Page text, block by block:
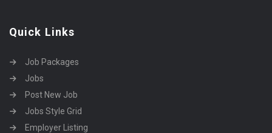
Quick Links
Job Packages
Jobs
Post New Job
Jobs Style Grid
Employer Listing